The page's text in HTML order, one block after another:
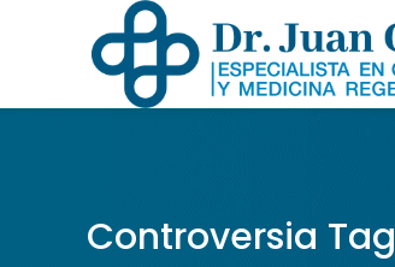
Controversia Tag